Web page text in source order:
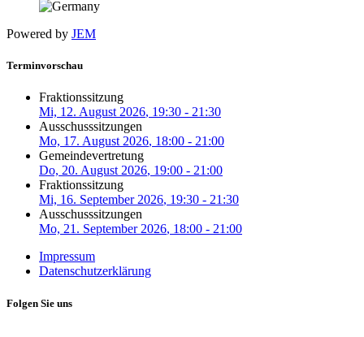
Powered by JEM
Terminvorschau
Fraktionssitzung
Mi, 12. August 2026, 19:30 - 21:30
Ausschusssitzungen
Mo, 17. August 2026, 18:00 - 21:00
Gemeindevertretung
Do, 20. August 2026, 19:00 - 21:00
Fraktionssitzung
Mi, 16. September 2026, 19:30 - 21:30
Ausschusssitzungen
Mo, 21. September 2026, 18:00 - 21:00
Impressum
Datenschutzerklärung
Folgen Sie uns